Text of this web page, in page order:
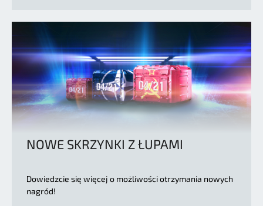
NOWE SKRZYNKI Z ŁUPAMI
Dowiedzcie się więcej o możliwości otrzymania nowych
nagród!